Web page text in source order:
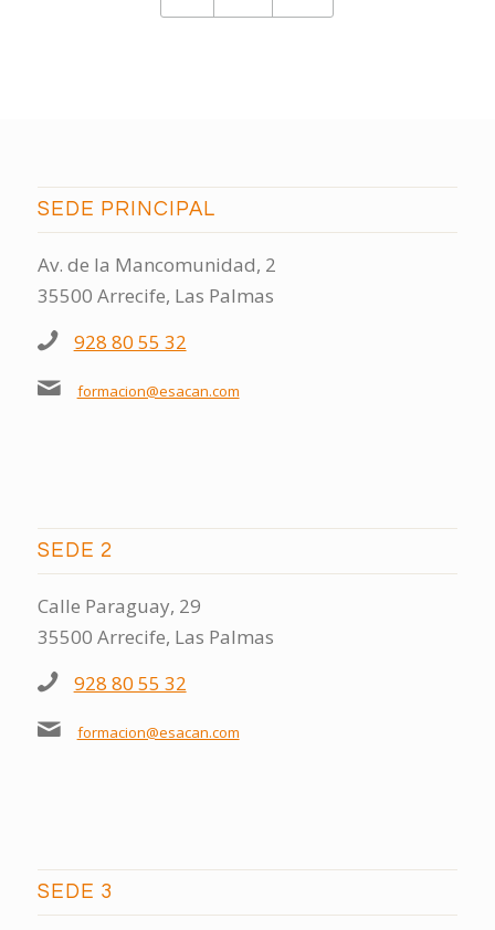
SEDE PRINCIPAL
Av. de la Mancomunidad, 2
35500 Arrecife, Las Palmas
928 80 55 32
formacion@esacan.com
SEDE 2
Calle Paraguay, 29
35500 Arrecife, Las Palmas
928 80 55 32
formacion@esacan.com
SEDE 3